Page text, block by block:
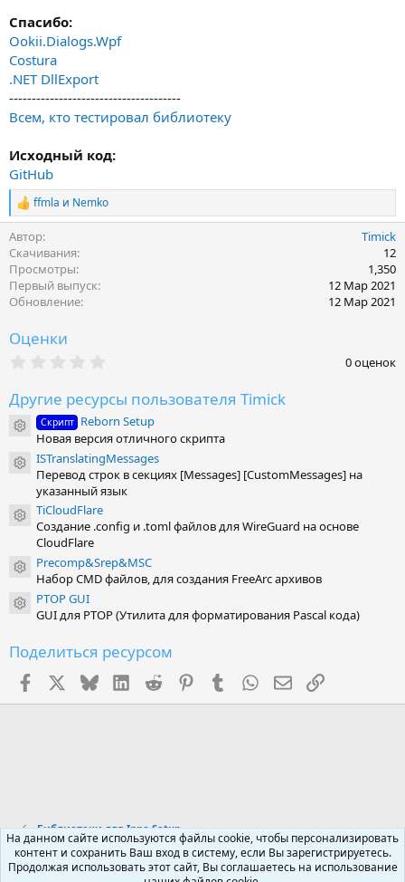
Спасибо:
Ookii.Dialogs.Wpf
Costura
.NET DllExport
--------------------------------------
Всем, кто тестировал библиотеку
Исходный код:
GitHub
Р
е
а
к
ц
и
и
:
ffmla и Nemko
Автор
Timick
Скачивания
12
Просмотры
1,350
Первый выпуск
12 Мар 2021
Обновление
12 Мар 2021
Оценки
0
в
ё
з
д
0 оценок
Другие ресурсы пользователя Timick
Иконка ресурса
Скрипт Reborn Setup
Новая версия отличного скрипта
Иконка ресурса
ISTranslatingMessages
Перевод строк в секциях [Messages] [CustomMessages] на
указанный язык
Иконка ресурса
TiCloudFlare
Создание .config и .toml файлов для WireGuard на основе
CloudFlare
Иконка ресурса
Precomp&Srep&MSC
Набор CMD файлов, для создания FreeArc архивов
Иконка ресурса
PTOP GUI
GUI для PTOP (Утилита для форматирования Pascal кода)
Поделиться ресурсом
FacebookX (Twitter)
BlueskyLinkedInReddit PinterestTumblr WhatsApp
Электронная
Ссылка
Библиотеки для Inno Setup
Russian (RU)
На данном сайте используются файлы cookie, чтобы персонализировать
контент и сохранить Ваш вход в систему, если Вы зарегистрируетесь.
Продолжая использовать этот сайт, Вы соглашаетесь на использование